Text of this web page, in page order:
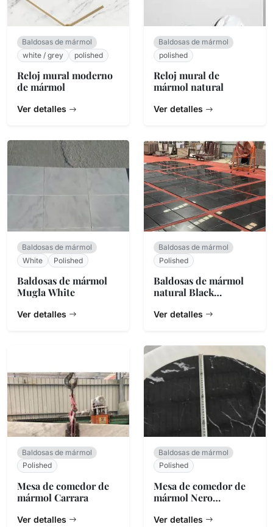
Baldosas de mármol
white / grey
polished
Reloj mural moderno
de mármol
Ver detalles
Baldosas de mármol
polished
Reloj mural de
mármol natural
Ver detalles
Baldosas de mármol
White
Polished
Baldosas de mármol
Mugla White
Ver detalles
Baldosas de mármol
Polished
Baldosas de mármol
natural Black
Ver detalles
Baldosas de mármol
Polished
Mesa de comedor de
mármol Carrara
Ver detalles
Baldosas de mármol
Polished
Mesa de comedor de
mármol Nero
Ver detalles